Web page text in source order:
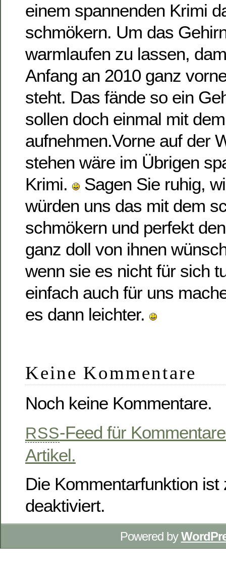
einem spannenden Krimi
schmökern. Um das
warmlaufen zu lassen,
Anfang an 2010 ganz
steht. Das fände so ein
sollen doch einmal mit
aufnehmen.Vorne auf der
stehen wäre im Übrigen
Krimi.
Sagen Sie ruhig,
würden uns das mit dem
schmökern und perfekt
ganz doll von ihnen
wenn sie es nicht für sich
einfach auch für uns
es dann leichter.
Keine Kommentare
Noch keine Kommentare.
RSS-Feed für
Artikel.
Die Kommentarfunktion ist
deaktiviert.
Powered by